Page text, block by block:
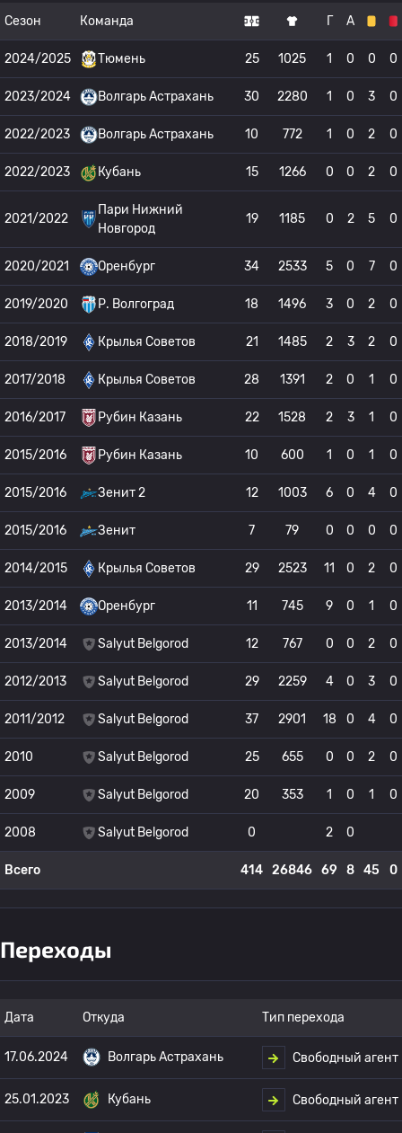
Сезон Команда Г А
2024/2025 Тюмень 25 1025 1 0 0 0
2023/2024 Волгарь Астрахань 30 2280 1 0 3 0
2022/2023 Волгарь Астрахань 10 772 1 0 2 0
2022/2023 Кубань 15 1266 0 0 2 0
2021/2022
Пари Нижний
Новгород
19 1185 0 2 5 0
2020/2021 Оренбург 34 2533 5 0 7 0
2019/2020 Р. Волгоград 18 1496 3 0 2 0
2018/2019 Крылья Советов 21 1485 2 3 2 0
2017/2018 Крылья Советов 28 1391 2 0 1 0
2016/2017 Рубин Казань 22 1528 2 3 1 0
2015/2016 Рубин Казань 10 600 1 0 1 0
2015/2016 Зенит 2 12 1003 6 0 4 0
2015/2016 Зенит 7 79 0 0 0 0
2014/2015 Крылья Советов 29 2523 11 0 2 0
2013/2014 Оренбург 11 745 9 0 1 0
2013/2014 Salyut Belgorod 12 767 0 0 2 0
2012/2013 Salyut Belgorod 29 2259 4 0 3 0
2011/2012 Salyut Belgorod 37 2901 18 0 4 0
2010 Salyut Belgorod 25 655 0 0 2 0
2009 Salyut Belgorod 20 353 1 0 1 0
2008 Salyut Belgorod 0 2 0
Всего 414 26846 69 8 45 0
Переходы
Дата Откуда Тип перехода
17.06.2024 Волгарь Астрахань Свободный агент
25.01.2023 Кубань Свободный агент